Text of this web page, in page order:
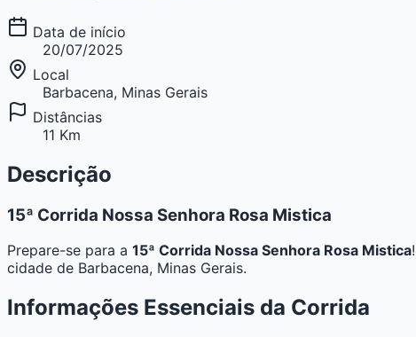
Data de início
20/07/2025
Local
Barbacena, Minas Gerais
Distâncias
11 Km
Descrição
15ª Corrida Nossa Senhora Rosa Mistica
Prepare-se para a 15ª Corrida Nossa Senhora Rosa Mistica
cidade de Barbacena, Minas Gerais.
Informações Essenciais da Corrida